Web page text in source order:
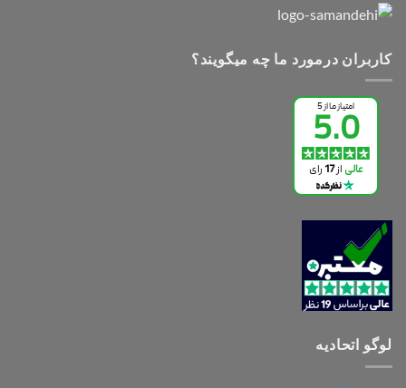
کاربران درمورد ما چه میگویند؟
لوگو اتحادیه